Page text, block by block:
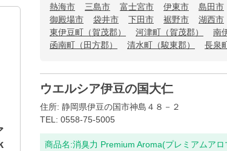
熱海市
三島市 富士宮市 伊東市 島田市
御殿場市
袋井市 下田市 裾野市 湖西市
東伊豆町（賀茂郡）
河津町（賀茂郡） 南
函南町（田方郡）
清水町（駿東郡） 長泉
ウエルシア伊豆の国大仁
住所: 静岡県伊豆の国市神島４８－２
TEL: 0558-75-5005
商品名:消臭力 Premium Aroma(プレミアムア